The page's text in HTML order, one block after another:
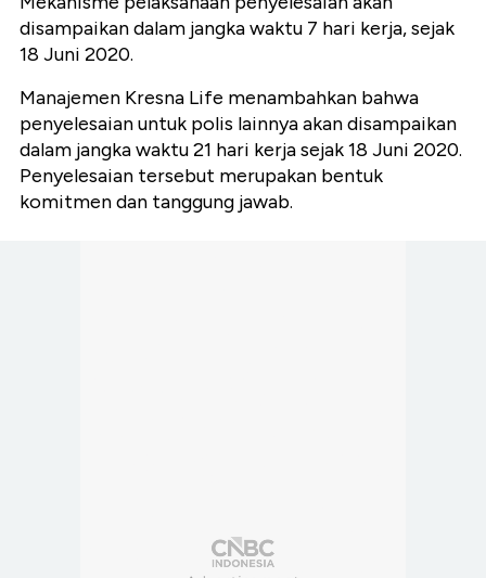
disampaikan dalam jangka waktu 7 hari kerja, sejak
18 Juni 2020.
Manajemen Kresna Life menambahkan bahwa
penyelesaian untuk polis lainnya akan disampaikan
dalam jangka waktu 21 hari kerja sejak 18 Juni 2020.
Penyelesaian tersebut merupakan bentuk
komitmen dan tanggung jawab.